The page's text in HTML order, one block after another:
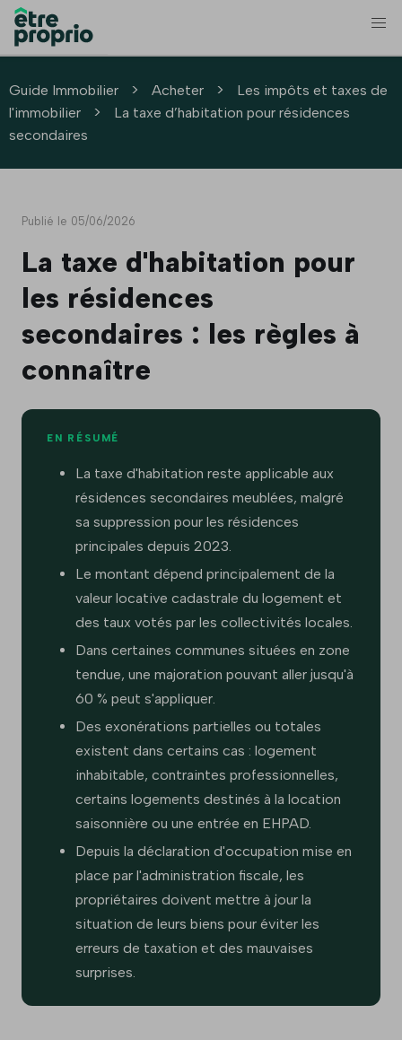
Guide Immobilier > Acheter >
Les impôts et taxes de
l'immobilier
>
La taxe d’habitation pour résidences
secondaires
Publié le 05/06/2026
La taxe d'habitation pour
les résidences
secondaires : les règles à
connaître
EN RÉSUMÉ
La taxe d'habitation reste applicable aux
résidences secondaires meublées, malgré
sa suppression pour les résidences
principales depuis 2023.
Le montant dépend principalement de la
valeur locative cadastrale du logement et
des taux votés par les collectivités locales.
Dans certaines communes situées en zone
tendue, une majoration pouvant aller jusqu'à
60 % peut s'appliquer.
Des exonérations partielles ou totales
existent dans certains cas : logement
inhabitable, contraintes professionnelles,
certains logements destinés à la location
saisonnière ou une entrée en EHPAD.
Depuis la déclaration d'occupation mise en
place par l'administration fiscale, les
propriétaires doivent mettre à jour la
situation de leurs biens pour éviter les
erreurs de taxation et des mauvaises
surprises.